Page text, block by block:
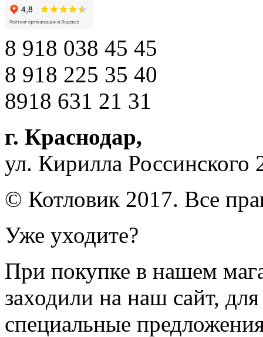
8 918 038 45 45
8 918 225 35 40
8918 631 21 31
г. Краснодар,
ул. Кирилла Россинского
© Котловик 2017. Все
Уже уходите?
При покупке в нашем
заходили на наш сайт,
специальные